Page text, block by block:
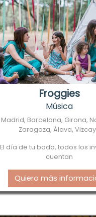
Froggies
Música
Madrid, Barcelona, Girona,
Zaragoza, Álava,
El día de tu boda, todos los
cuentan
Quiero más